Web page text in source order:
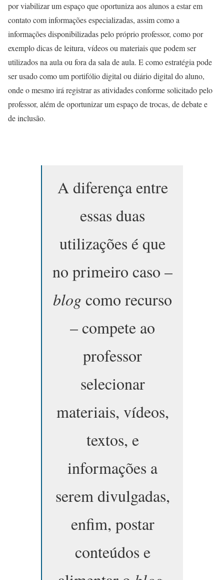
por viabilizar um espaço que oportuniza aos alunos a estar em
contato com informações especializadas, assim como a
informações disponibilizadas pelo próprio professor, como por
exemplo dicas de leitura, vídeos ou materiais que podem ser
utilizados na aula ou fora da sala de aula. E como estratégia pode
ser usado como um portifólio digital ou diário digital do aluno,
onde o mesmo irá registrar as atividades conforme solicitado pelo
professor, além de oportunizar um espaço de trocas, de debate e
de inclusão.
A diferença entre
essas duas
utilizações é que
no primeiro caso –
blog como recurso
– compete ao
professor
selecionar
materiais, vídeos,
textos, e
informações a
serem divulgadas,
enfim, postar
conteúdos e